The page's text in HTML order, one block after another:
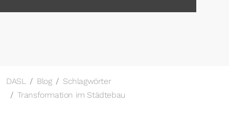
DASL Blog
Schlagwörter
Transformation im Städtebau